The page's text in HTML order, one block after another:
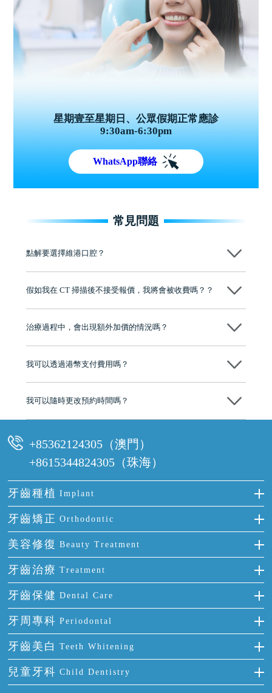
星期壹至星期日、公眾假期正常應診
9:30am-6:30pm
WhatsApp聯絡
常見問題
點解要選擇維港口腔？
牌」、「2025香港企業領袖品牌」，是諾貝爾種植系統全球放心植牙中
至今已服務超過三十個國家和地區的顧客，受到粵港澳大灣區及周邊城
有咨詢及服務保障中心，有任何問題都可以隨時預約免費咨詢，讓人十
假如我在 CT 掃描後不接受報價，我將會被收費嗎？？
治療過程中，會出現額外加價的情況嗎？
我可以透過港幣支付費用嗎？
可以。維港口腔會按照當日匯率轉算收取費用，而匯率會及時告知客人
我可以隨時更改預約時間嗎？
+85362124305（澳門）
+8615344824305（珠海）
牙齒種植 Implant
種牙
單顆牙缺失
門牙缺失
多顆牙缺失
半口缺失
全口缺失
牙齒矯正 Orthodontic
隱形箍牙
前牙反頜
牙齒擁擠
牙齒前突
牙齒稀疏
美容修復 Beauty Treatment
全瓷牙
烤瓷牙
氟斑牙
四環素牙
活動假牙
牙貼面
牙齒治療 Treatment
補牙
智齒
根管治療
拔牙
牙痛
牙齒保健 Dental Care
正確刷牙
全國愛牙日
預防牙病
牙科通識
牙周專科 Periodontal
牙周炎
牙齦出血
牙齦炎
牙齒美白 Teeth Whitening
冷光美白
兒童牙科 Child Dentistry